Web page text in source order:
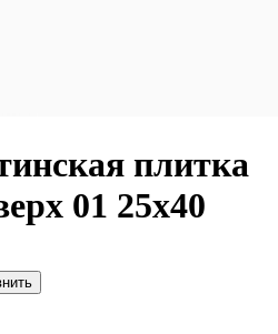
плитка
01 25х40